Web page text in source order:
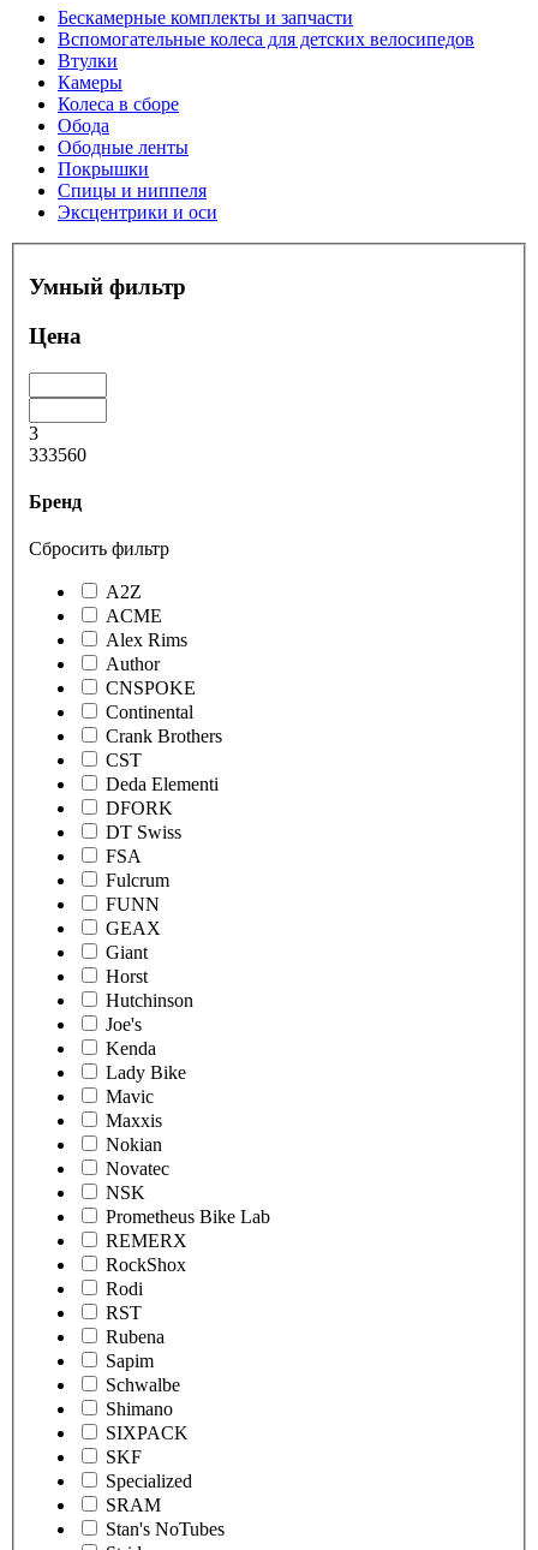
Бескамерные комплекты и запчасти
Вспомогательные колеса для детских велосипедов
Втулки
Камеры
Колеса в сборе
Обода
Ободные ленты
Покрышки
Спицы и ниппеля
Эксцентрики и оси
Умный фильтр
Цена
3
333560
Бренд
Сбросить фильтр
A2Z
ACME
Alex Rims
Author
CNSPOKE
Continental
Crank Brothers
CST
Deda Elementi
DFORK
DT Swiss
FSA
Fulcrum
FUNN
GEAX
Giant
Horst
Hutchinson
Joe's
Kenda
Lady Bike
Mavic
Maxxis
Nokian
Novatec
NSK
Prometheus Bike Lab
REMERX
RockShox
Rodi
RST
Rubena
Sapim
Schwalbe
Shimano
SIXPACK
SKF
Specialized
SRAM
Stan's NoTubes